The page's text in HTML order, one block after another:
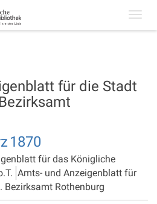
für die Stadt
1870
für das Königliche
Amts- und Anzeigenblatt für
Bezirksamt Rothenburg